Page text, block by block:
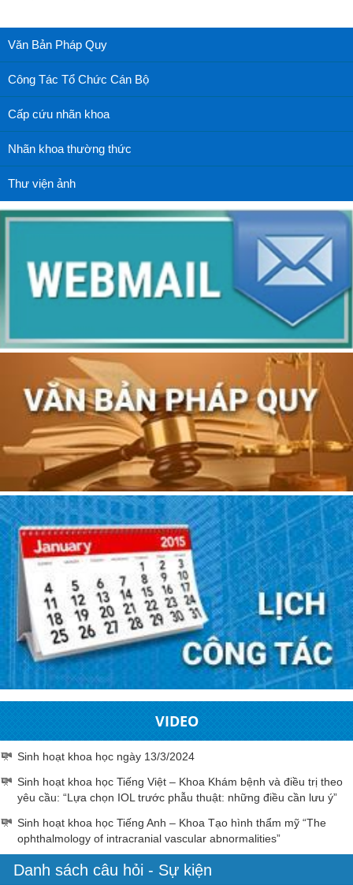
Văn Bản Pháp Quy
Công Tác Tổ Chức Cán Bộ
Cấp cứu nhãn khoa
Nhãn khoa thường thức
Thư viện ảnh
VIDEO
Sinh hoạt khoa học ngày 13/3/2024
Sinh hoạt khoa học Tiếng Việt – Khoa Khám bệnh và điều trị theo
yêu cầu: “Lựa chọn IOL trước phẫu thuật: những điều cần lưu ý”
Sinh hoạt khoa học Tiếng Anh – Khoa Tạo hình thẩm mỹ “The
ophthalmology of intracranial vascular abnormalities”
Danh sách câu hỏi - Sự kiện